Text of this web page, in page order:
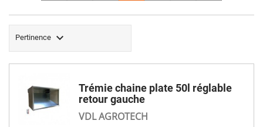
Pertinence 
Trémie chaine plate 50l réglable
retour gauche
VDL AGROTECH